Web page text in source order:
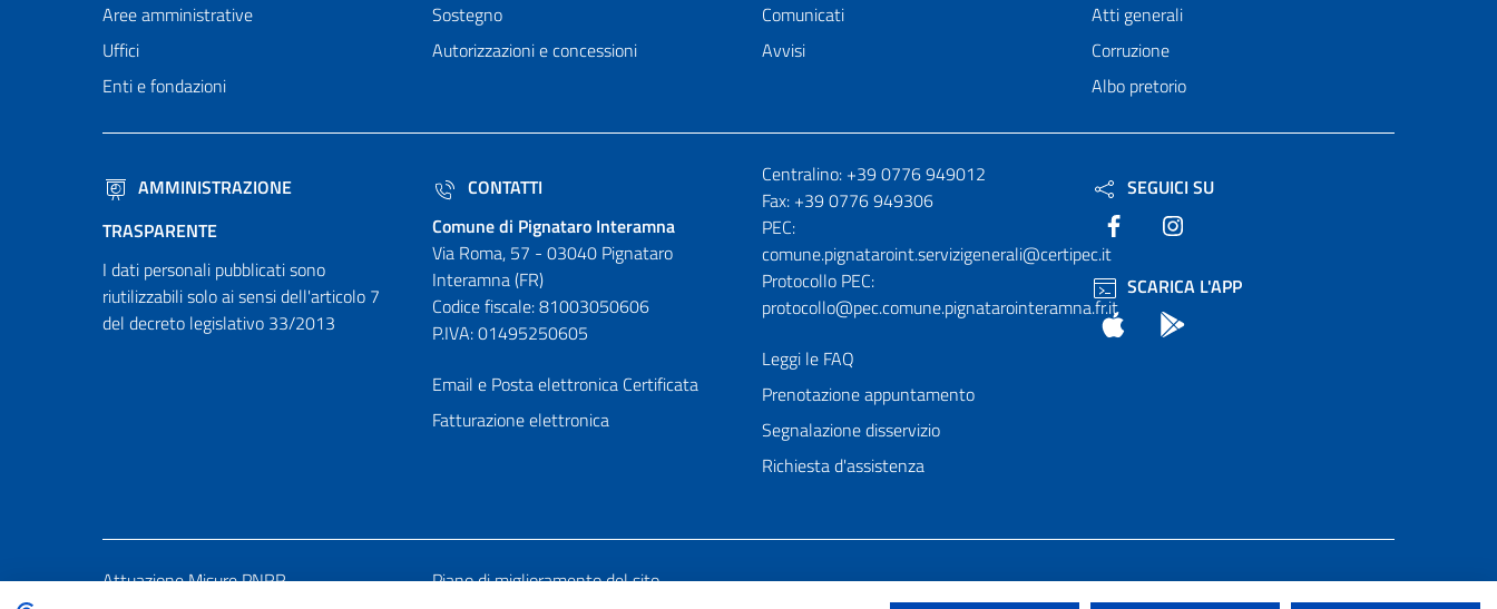
Aree amministrative
Uffici
Enti e fondazioni
Sostegno
Autorizzazioni e concessioni
Comunicati
Avvisi
Atti generali
Corruzione
Albo pretorio
AMMINISTRAZIONE
TRASPARENTE
I dati personali pubblicati sono
riutilizzabili solo ai sensi dell'articolo 7
del decreto legislativo 33/2013
CONTATTI
Comune di Pignataro Interamna
Via Roma, 57 - 03040 Pignataro
Interamna (FR)
Codice fiscale: 81003050606
P.IVA: 01495250605
Email e Posta elettronica Certificata
Fatturazione elettronica
Numeri utili
Centralino: +39 0776 949012
Fax: +39 0776 949306
PEC:
comune.pignataroint.servizigenerali@certipec.it
Protocollo PEC:
protocollo@pec.comune.pignatarointeramna.fr.it
Leggi le FAQ
Prenotazione appuntamento
Segnalazione disservizio
Richiesta d'assistenza
SEGUICI SU
Facebook
SCARICA L'APP
App Store
Attuazione Misure PNRR Piano di miglioramento del sito